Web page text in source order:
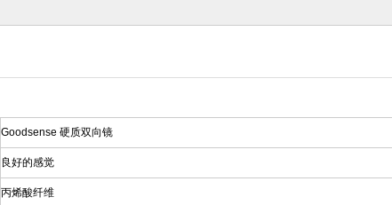
Goodsense 硬质双向镜
良好的感觉
丙烯酸纤维